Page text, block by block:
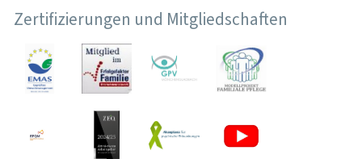
Zertifizierungen und Mitgliedschaften